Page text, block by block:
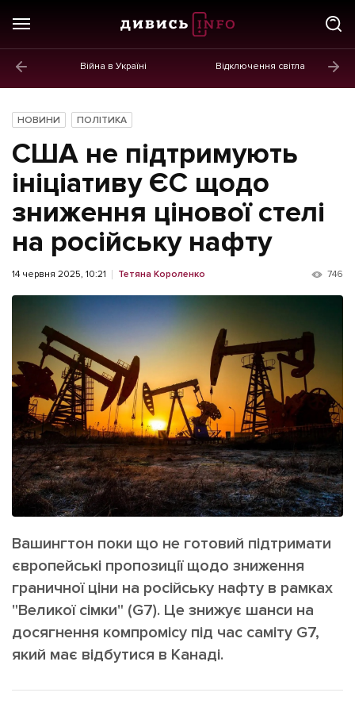
Війна в Україні Відключення світла
Новини
Політика
Економіка
Бізнес
Життя
Культура
Афіша
ІНШЕ
Інтерв'ю
Картки
Репортаж
Розслідування
Погляди
Ініціативи
Лонгріди
Прес-релізи
Фото/Відео
Made in Lviv
Зв'язатися з нами
[email protected] Реклама на сайті
Політика конфіденційності
НОВИНИ ПОЛІТИКА
США не підтримують
ініціативу ЄС щодо
зниження цінової стелі
на російську нафту
14 червня 2025, 10:21 Тетяна Короленко 746
Вашингтон поки що не готовий підтримати
європейські пропозиції щодо зниження
граничної ціни на російську нафту в рамках
"Великої сімки" (G7). Це знижує шанси на
досягнення компромісу під час саміту G7,
який має відбутися в Канаді.